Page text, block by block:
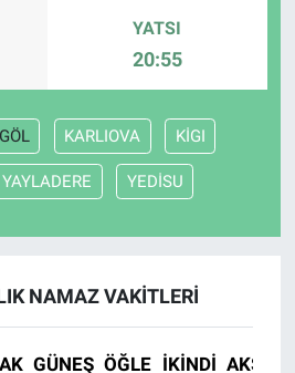
YATSI
20:55
KARLIOVA KİGI
YAYLADERE YEDİSU
NAMAZ VAKITLERI
GÜNEŞ ÖĞLE İKINDI AKŞAM